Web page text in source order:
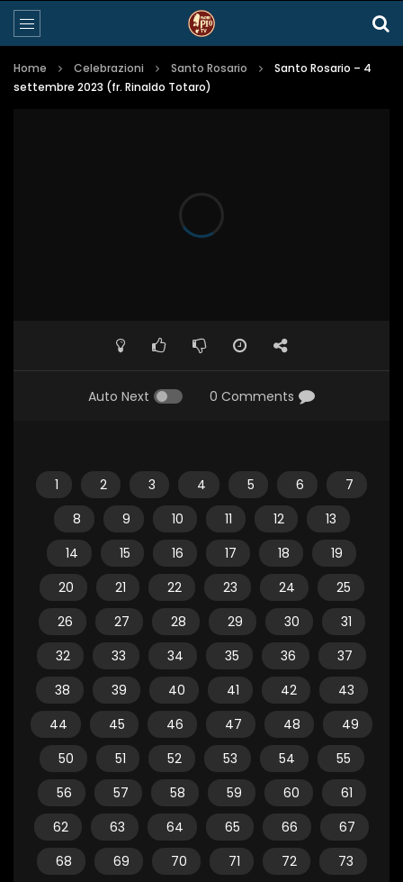
Home Celebrazioni Santo Rosario
Santo Rosario – 4
settembre 2023 (fr. Rinaldo Totaro)
Auto Next 0 Comments
1 2 3 4 5 6
7
8
9 10 11 12
13
14
15 16 17 18
19
20
21 22 23 24
25
26
27 28 29 30
31
32
33 34 35 36
37
38
39 40 41 42
43
44
45 46 47 48
49
50
51 52 53 54
55
56
57 58 59 60
61
62
63 64 65 66
67
68
69 70 71 72
73